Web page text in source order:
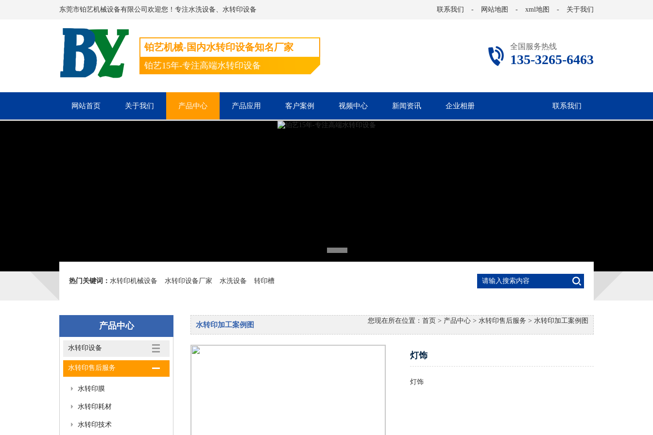
东莞市铂艺机械设备有限公司欢迎您！专注水洗设备、水转印设备 联系我们 - 网站地图 - xml地图 - 关于我们
铂艺机械-国内水转印设备知名厂家
铂艺15年-专注高端水转印设备
全国服务热线
135-3265-6463
网站首页 关于我们 产品中心 产品应用 客户案例 视频中心 新闻资讯 企业相册 联系我们
热门关键词： 水转印机械设备 水转印设备厂家 水洗设备 转印槽
产品中心
水转印设备
水转印售后服务
水转印膜
水转印耗材
水转印技术
您现在所在位置： 首页 > 产品中心 > 水转印售后服务 > 水转印加工案例图
水转印加工案例图
灯饰
灯饰